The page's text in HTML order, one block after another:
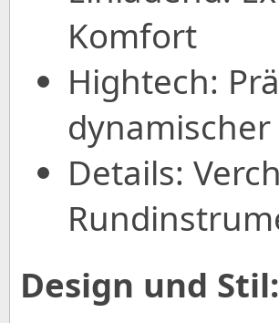
Komfort
Hightech:
Details:
Design und Stil: